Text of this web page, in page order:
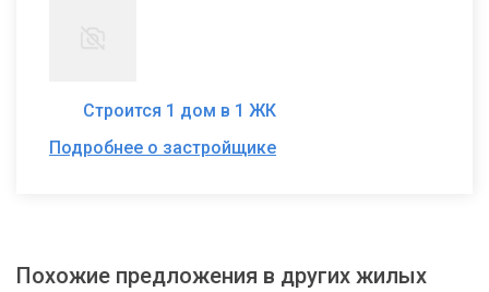
Строится 1 дом в 1 ЖК
Подробнее о застройщике
Похожие предложения в других жилых